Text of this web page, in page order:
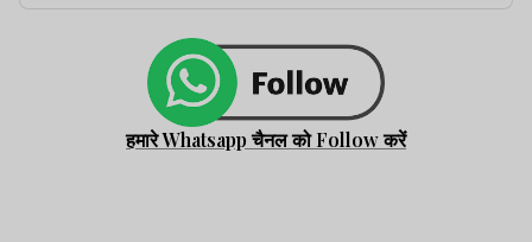
हमारे Whatsapp चैनल को Follow करें